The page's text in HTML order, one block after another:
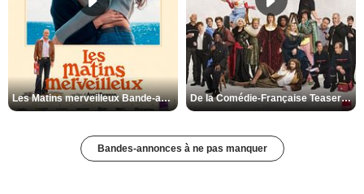
Les Matins merveilleux Bande-annonce VF De la Comédie-Française Teaser VF
Bandes-annonces à ne pas manquer